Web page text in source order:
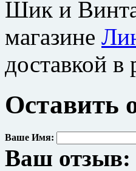
Шик и
магазине
доставкой
Оставить
Ваше Имя:
Ваш отзыв: